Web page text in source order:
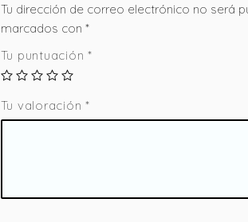
Tu dirección de correo electrónico no será
marcados con *
Tu puntuación*
Tu valoración*